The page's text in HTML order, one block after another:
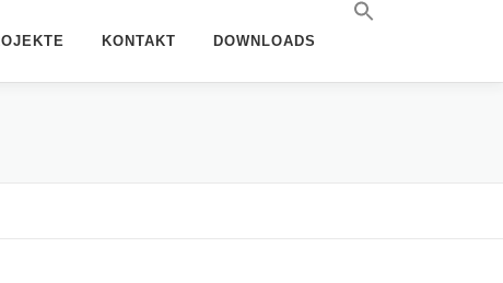
KONTAKT DOWNLOADS